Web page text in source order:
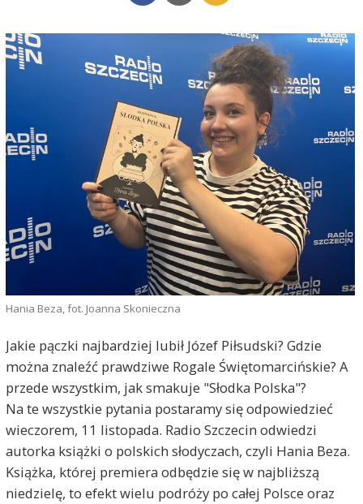
Hania Beza, fot. Joanna Skonieczna
Jakie pączki najbardziej lubił Józef Piłsudski? Gdzie
można znaleźć prawdziwe Rogale Świętomarcińskie? A
przede wszystkim, jak smakuje "Słodka Polska"?
Na te wszystkie pytania postaramy się odpowiedzieć
wieczorem, 11 listopada. Radio Szczecin odwiedzi
autorka książki o polskich słodyczach, czyli Hania Beza.
Książka, której premiera odbędzie się w najbliższą
niedzielę, to efekt wielu podróży po całej Polsce oraz